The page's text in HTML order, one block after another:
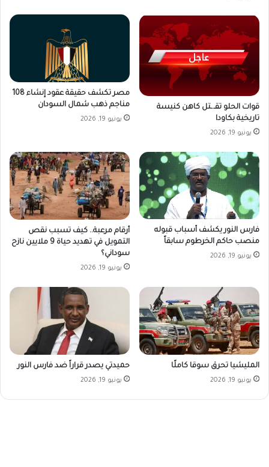
قوات الحلو تقـ.ـتل كاهن كنيسة
تاريخية بكاودا
يونيو 19, 2026
مصر تكشف حقيقة عقود إنشاء 108
مناجم ذهب شمال السودان
يونيو 19, 2026
فارس النور يكشف أسباب قبوله
منصب حاكم الخرطوم سابقاً
يونيو 19, 2026
أرقام مرعبة.. كيف تسبب نقص
التمويل في تهديد حياة 9 ملايين نازح
سوداني؟
يونيو 19, 2026
المليشيا تحرق سوقا كاملًا
يونيو 19, 2026
حميدتي يصدر قراراً ضد فارس النور
يونيو 19, 2026